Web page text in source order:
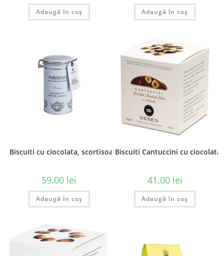
Adaugă în coș Adaugă în coș
Biscuiti cu ciocolata, scortisoara si portocale, 200g
59.00 lei
Adaugă în coș
Biscuiti Cantuccini cu
41.00 lei
Adaugă în coș